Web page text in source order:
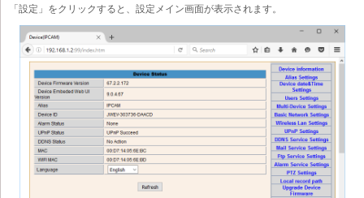
「設定」をクリックすると、設定メイン画面が表示されます。